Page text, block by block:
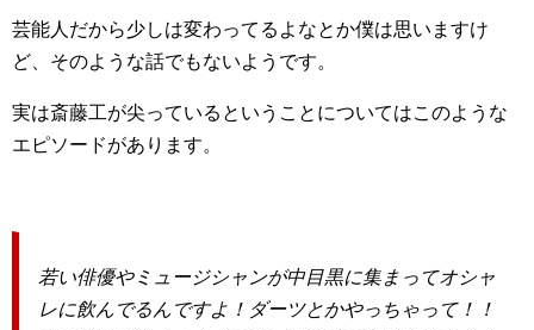
芸能人だから少しは変わってるよなとか僕は思いますけ
ど、そのような話でもないようです。
実は斎藤工が尖っているということについてはこのような
エピソードがあります。
若い俳優やミュージシャンが中目黒に集まってオシャ
レに飲んでるんですよ！ダーツとかやっちゃって！！